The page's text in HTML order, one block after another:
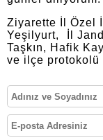
Ziyarette İl Özel
Yeşilyurt, İl
Taşkın, Hafik
ve ilçe protokolü